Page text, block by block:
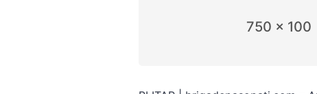
750 x 100